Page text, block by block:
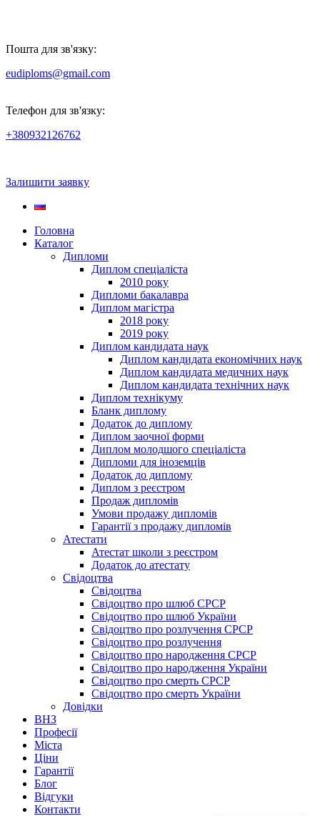
Пошта для зв'язку:
eudiploms@gmail.com
Телефон для зв'язку:
+380932126762
Залишити заявку
Головна
Каталог
Дипломи
Диплом спеціаліста
2010 року
Дипломи бакалавра
Диплом магістра
2018 року
2019 року
Диплом кандидата наук
Диплом кандидата економічних наук
Диплом кандидата медичних наук
Диплом кандидата технічних наук
Диплом технікуму
Бланк диплому
Додаток до диплому
Диплом заочної форми
Диплом молодшого спеціаліста
Дипломи для іноземців
Додаток до диплому
Диплом з реєстром
Продаж дипломів
Умови продажу дипломів
Гарантії з продажу дипломів
Атестати
Атестат школи з реєстром
Додаток до атестату
Свідоцтва
Свідоцтва
Свідоцтво про шлюб СРСР
Свідоцтво про шлюб України
Свідоцтво про розлучення СРСР
Свідоцтво про розлучення
Свідоцтво про народження СРСР
Свідоцтво про народження України
Свідоцтво про смерть СРСР
Свідоцтво про смерть України
Довідки
ВНЗ
Професії
Міста
Ціни
Гарантії
Блог
Відгуки
Контакти